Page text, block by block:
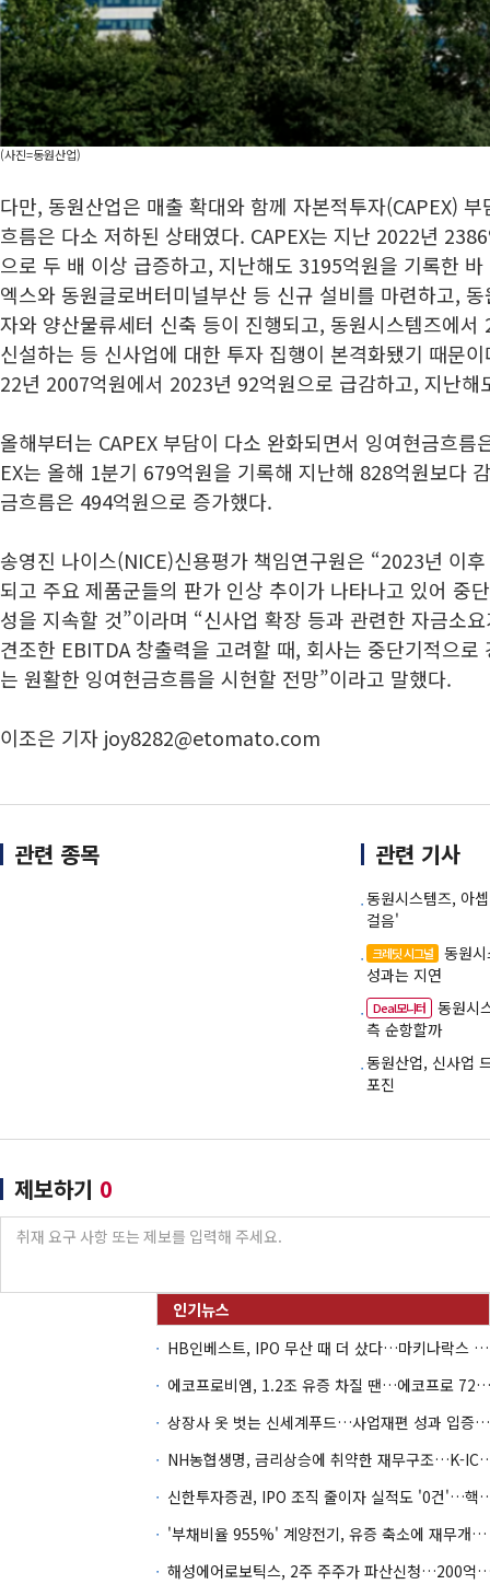
(사진=동원산업)
다만, 동원산업은 매출 확대와 함께 자본적투자(CAPEX)
흐름은 다소 저하된 상태였다. CAPEX는 지난 2022년
으로 두 배 이상 급증하고, 지난해도 3195억원을 기록한
엑스와 동원글로버터미널부산 등 신규 설비를 마련하고,
자와 양산물류세터 신축 등이 진행되고, 동원시스템즈에
신설하는 등 신사업에 대한 투자 집행이 본격화됐기 때문
22년 2007억원에서 2023년 92억원으로 급감하고, 지난
올해부터는 CAPEX 부담이 다소 완화되면서 잉여현금흐름
EX는 올해 1분기 679억원을 기록해 지난해 828억원보다
금흐름은 494억원으로 증가했다.
송영진 나이스(NICE)신용평가 책임연구원은 “2023년 이
되고 주요 제품군들의 판가 인상 추이가 나타나고 있어 중
성을 지속할 것”이라며 “신사업 확장 등과 관련한 자금소
견조한 EBITDA 창출력을 고려할 때, 회사는 중단기적으로
는 원활한 잉여현금흐름을 시현할 전망”이라고 말했다.
이조은 기자 joy8282@etomato.com
관련 종목 관련 기사
동원시스템즈, 아
걸음'
크레딧 시그널
동원
성과는 지연
Deal모니터
동원시
측 순항할까
동원산업, 신사업
포진
제보하기 0
HB인베스트, IPO 무산 때 더 샀다…마키나락스 투자 2.7배 회수
에코프로비엠, 1.2조 유증 차질 땐…에코프로 7270억 '독박'
상장사 옷 벗는 신세계푸드…사업재편 성과 입증할까
NH농협생명, 금리상승에 취
신한투자증권, IPO 조직 줄
'부채비율 955%' 계양전기, 유증 축소에 재무개선 효과 '뚝'
해성에어로보틱스, 2주 주주가 파산